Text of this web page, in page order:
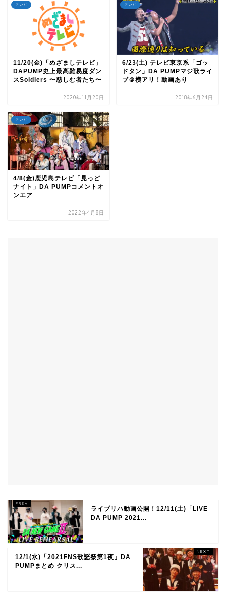
テレビ
11/20(金)「めざましテレビ」
DAPUMP史上最高難易度ダン
スSoldiers 〜慈しむ者たち〜
2020年11月20日
テレビ
6/23(土) テレビ東京系「ゴッ
ドタン」DA PUMPマジ歌ライ
ブ＠横アリ！動画あり
2018年6月24日
テレビ
4/8(金)鹿児島テレビ「見っど
ナイト」DA PUMPコメントオ
ンエア
2022年4月8日
ライブリハ動画公開！12/11(土)「LIVE
DA PUMP 2021...
12/1(水)「2021FNS歌謡祭第1夜」DA
PUMPまとめ クリス...